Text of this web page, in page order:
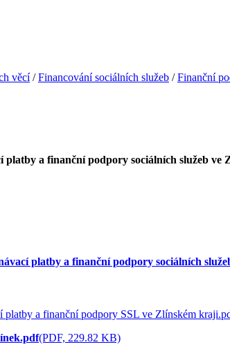
věcí/Financování sociálních služeb /Finanční
platby a finanční podpory sociálních služeb ve
platby a finanční podpory sociálních
(PDF, 229.82 KB)